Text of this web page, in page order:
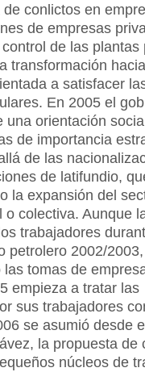
conlictos en
de empresas
de las plantas
transformación
a satisfacer
En 2005 el
una orientación
de importancia
de las
de latifundio,
la expansión del
colectiva. Aunque
trabajadores
petrolero 2002/
tomas de
empieza a tratar las
sus trabajadores
se asumió desde
la propuesta de
núcleos de